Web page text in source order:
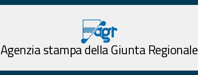
Agenzia stampa della Giunta Regionale